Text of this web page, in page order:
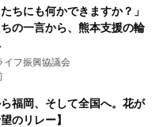
たちにも何かできますか？」
の一言から、熊本支援の輪
イフ振興協議会
ら福岡、そして全国へ。花が
のリレー】